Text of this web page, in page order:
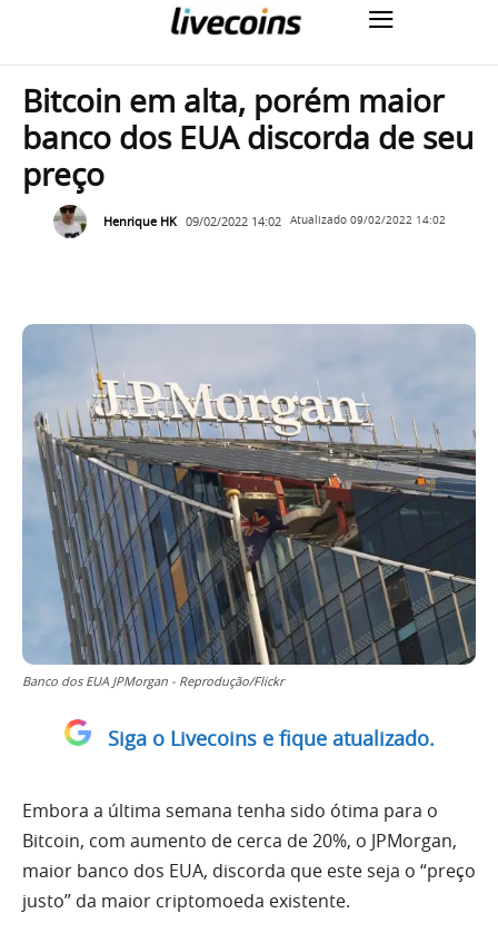
Bitcoin em alta, porém maior
banco dos EUA discorda de seu
preço
Henrique HK 09/02/2022 14:02 Atualizado 09/02/2022 14:02
Banco dos EUA JPMorgan - Reprodução/Flickr
Siga o Livecoins e fique atualizado.
Embora a última semana tenha sido ótima para o
Bitcoin, com aumento de cerca de 20%, o JPMorgan,
maior banco dos EUA, discorda que este seja o “preço
justo” da maior criptomoeda existente.